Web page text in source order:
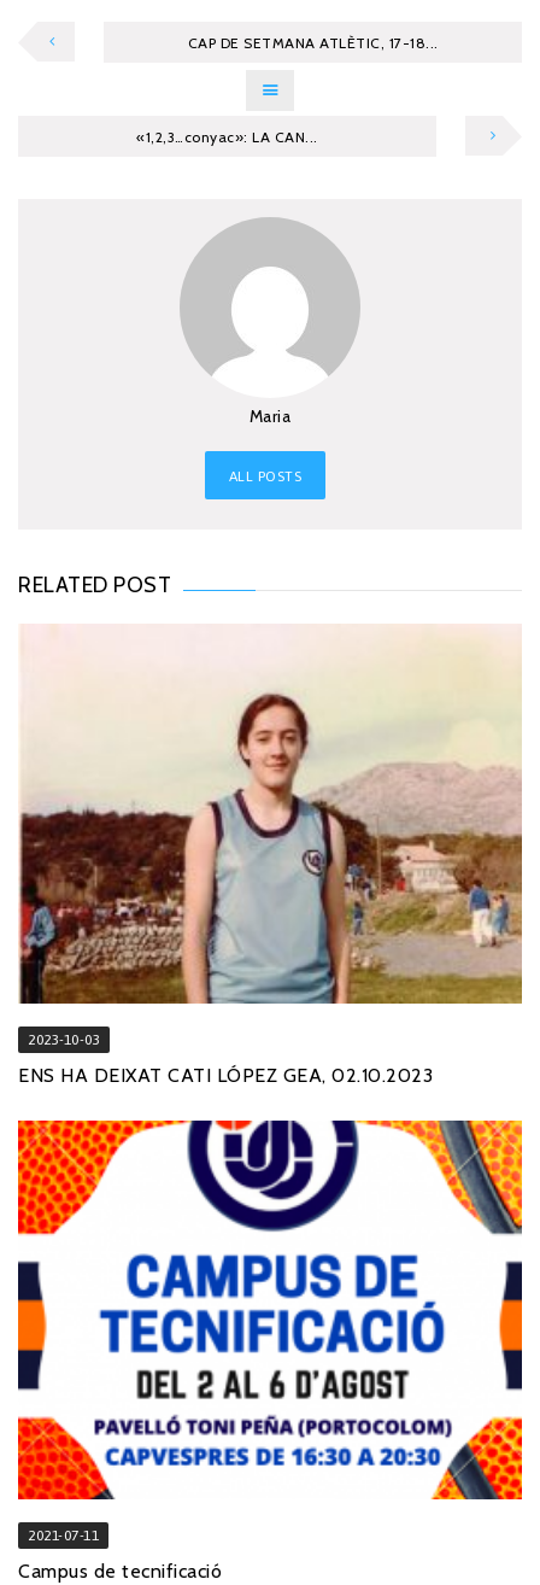
CAP DE SETMANA ATLÈTIC, 17-18...
«1,2,3…conyac»: LA CAN...
Maria
ALL POSTS
RELATED POST
2023-10-03
ENS HA DEIXAT CATI LÓPEZ GEA, 02.10.2023
2021-07-11
Campus de tecnificació